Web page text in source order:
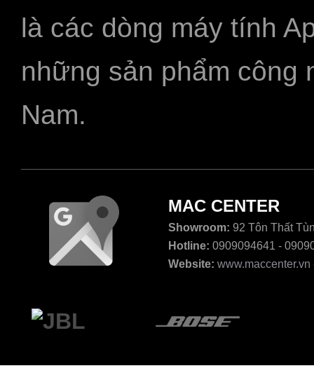
là các dòng máy tính
những sản phẩm công
Nam.
MAC CENTER
Showroom: 92 Tôn Thất
Hotline: 0909094641 -
Website: www.maccenter.vn